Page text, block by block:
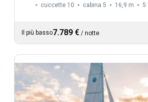
cuccette 10 cabina 5 16,9 m 5
Il più basso7.789 € / notte